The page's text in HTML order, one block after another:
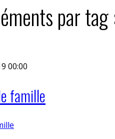
par
00:00
famille